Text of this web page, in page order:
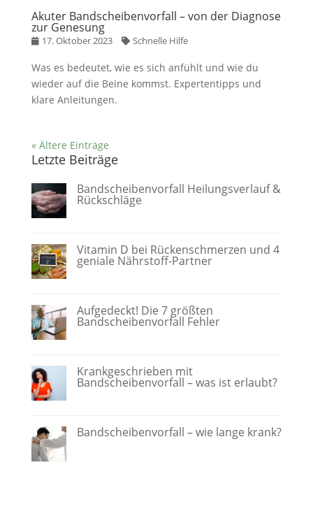
Akuter Bandscheibenvorfall – von der Diagnose
zur Genesung
17. Oktober 2023 Schnelle Hilfe
Was es bedeutet, wie es sich anfühlt und wie du
wieder auf die Beine kommst. Expertentipps und
klare Anleitungen.
« Ältere Einträge
Letzte Beiträge
Bandscheibenvorfall Heilungsverlauf &
Rückschläge
Vitamin D bei Rückenschmerzen und 4
geniale Nährstoff-Partner
Aufgedeckt! Die 7 größten
Bandscheibenvorfall Fehler
Krankgeschrieben mit
Bandscheibenvorfall – was ist erlaubt?
Bandscheibenvorfall – wie lange krank?